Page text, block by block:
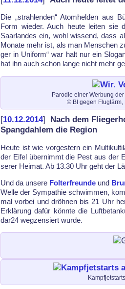
Die „strah­len­den“ Atom­hel­den aus
Form wie­der. Auch heu­te lei­ten sie
Saar­lan­des ein, wohl wis­send, dass
Mo­na­te mehr ist, als man Men­schen
ger in Uni­form“ war halt nur ein
hat ihn auch schon lan­ge nicht mehr
Parodie einer Werbung
© BI gegen Fluglärm,
[10.12.2014] Nach dem
Spangdahlem die Region
Heu­te ist wie vor­ges­tern ein
der Ei­fel über­nimmt die Pest aus der
se­rer Hei­mat. Ab 13.30 Uhr geht der
Und da un­se­re Fol­ter­freun­de und
Wel­le der Sym­pa­thie schwim­men,
mal vor­bei und dröh­nen bis 21 Uhr
Er­klä­rung da­für könn­te die
dar24 weg­zen­siert wur­de.